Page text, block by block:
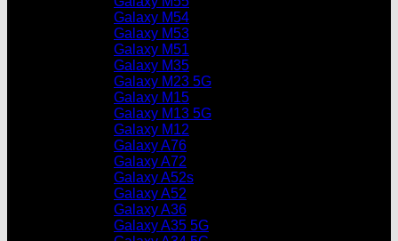
Galaxy M54
Galaxy M53
Galaxy M51
Galaxy M35
Galaxy M23 5G
Galaxy M15
Galaxy M13 5G
Galaxy M12
Galaxy A76
Galaxy A72
Galaxy A52s
Galaxy A52
Galaxy A36
Galaxy A35 5G